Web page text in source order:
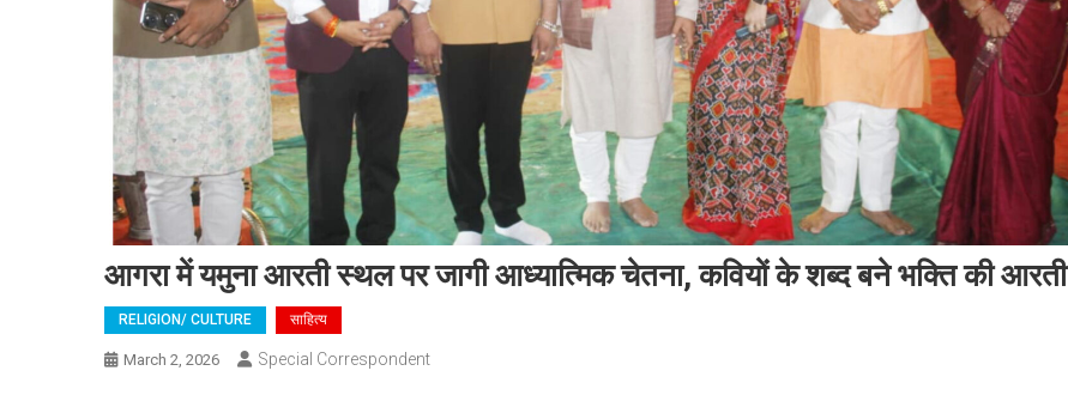
आगरा में यमुना आरती स्थल पर जागी आध्यात्मिक चेतना, कवियों के शब्द बने भक्ति की आरती
RELIGION/ CULTURE साहित्य
March 2, 2026 Special Correspondent